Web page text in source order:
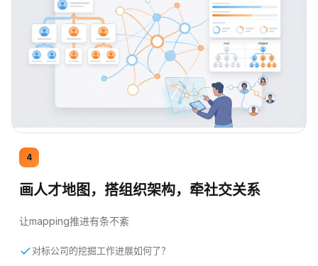
4
画人才地图，搭组织架构，牵社交关系
让mapping推进有条不紊
对标公司的挖掘工作进展如何了？